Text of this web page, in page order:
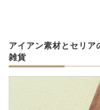
アイアン素材とセリア
雑貨